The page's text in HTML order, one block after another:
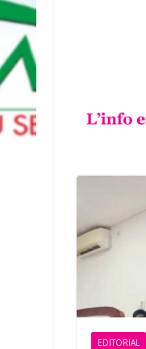
EDITORIAL